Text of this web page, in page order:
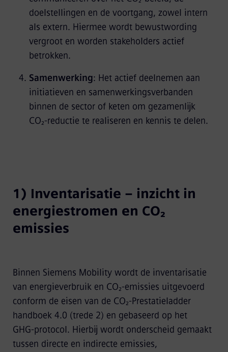
doelstellingen en de voortgang, zowel intern
als extern. Hiermee wordt bewustwording
vergroot en worden stakeholders actief
betrokken.
Samenwerking: Het actief deelnemen aan
initiatieven en samenwerkingsverbanden
binnen de sector of keten om gezamenlijk
CO₂‑reductie te realiseren en kennis te delen.
1) Inventarisatie – inzicht in
energiestromen en CO₂
emissies
Binnen Siemens Mobility wordt de inventarisatie
van energieverbruik en CO₂‑emissies uitgevoerd
conform de eisen van de CO₂‑Prestatieladder
handboek 4.0 (trede 2) en gebaseerd op het
GHG‑protocol. Hierbij wordt onderscheid gemaakt
tussen directe en indirecte emissies,